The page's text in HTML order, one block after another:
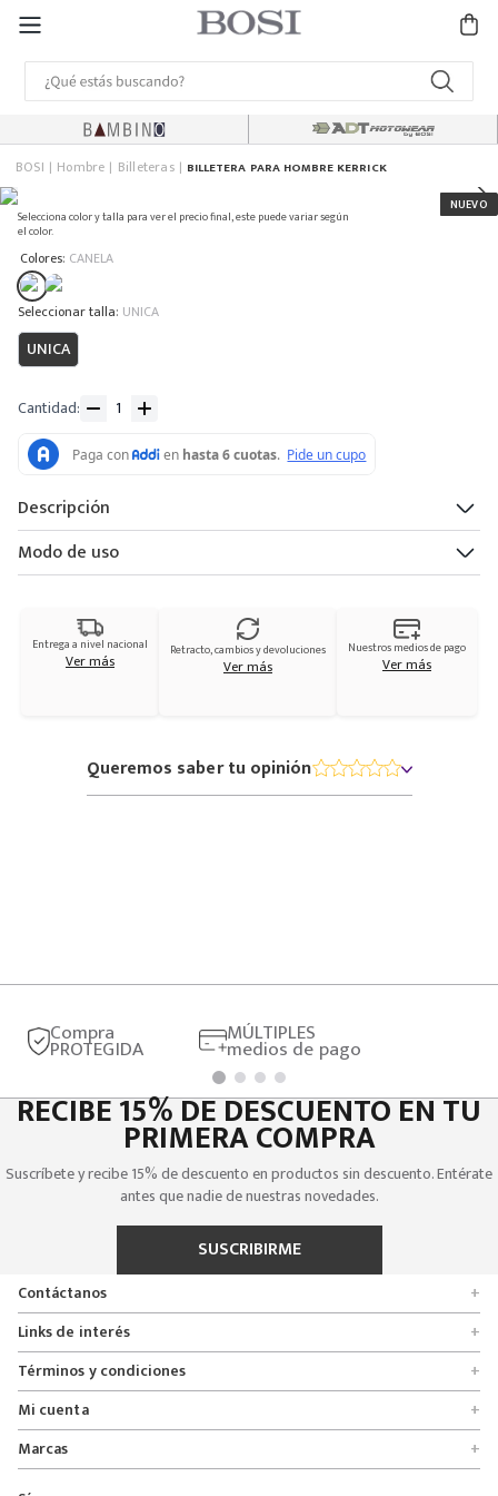
BOSI Hombre Billeteras BILLETERA PARA HOMBRE KERRICK
Selecciona color y talla para ver el precio final, este puede variar según
el color.
Colores: CANELA
: UNICA
UNICA
Cantidad
Descripción
Modo de uso
Entrega a nivel nacional
Ver más Retracto, cambios y devoluciones
Ver más
Nuestros medios de pago
Ver más
Queremos saber tu opinión
Compra
PROTEGIDA
MÚLTIPLES
medios de pago
RECIBE 15% DE DESCUENTO EN TU
PRIMERA COMPRA
Suscríbete y recibe 15% de descuento en productos sin descuento. Entérate
antes que nadie de nuestras novedades.
SUSCRIBIRME
Contáctanos
+
Encuentra tu tienda
Formulario de solicitudes
Servicio al cliente
Línea nacional 01 8000 112674
Bogotá 6767876
Calle 164# 21 - 53, Bogotá, Colombia
Links de interés +
Quienes somos
Políticas de entrega, cambio y devolución
Políticas de privacidad
Preguntas frecuentes
Glosario
Términos y condiciones +
Promociones
Crédito Addi
Bono regalo
Mi cuenta +
Rastrear mi pedido
Lista de deseos
Marcas +
Bosi